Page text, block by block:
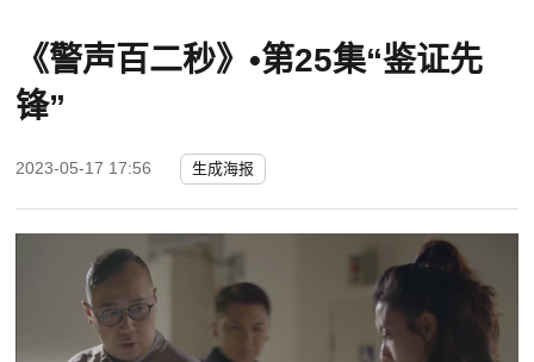
《警声百二秒》•第25集“鉴证先
锋”
2023-05-17 17:56 生成海报